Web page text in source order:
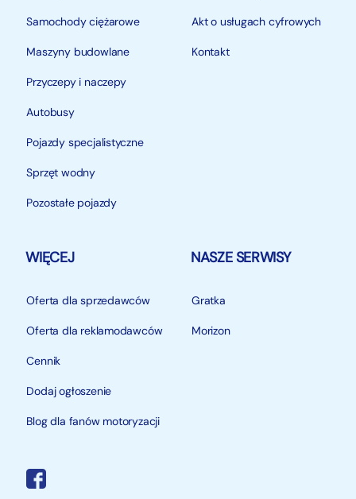
Samochody ciężarowe
Maszyny budowlane
Przyczepy i naczepy
Autobusy
Pojazdy specjalistyczne
Sprzęt wodny
Pozostałe pojazdy
Akt o usługach cyfrowych
Kontakt
WIĘCEJ
Oferta dla sprzedawców
Oferta dla reklamodawców
Cennik
Dodaj ogłoszenie
Blog dla fanów motoryzacji
NASZE SERWISY
Gratka
Morizon